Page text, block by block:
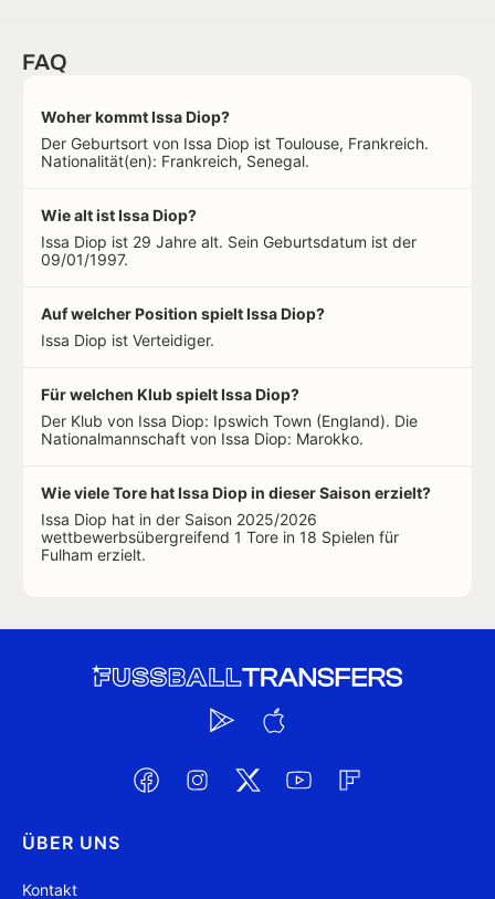
FAQ
Woher kommt Issa Diop?
Der Geburtsort von Issa Diop ist Toulouse, Frankreich.
Nationalität(en): Frankreich, Senegal.
Wie alt ist Issa Diop?
Issa Diop ist 29 Jahre alt. Sein Geburtsdatum ist der
09/01/1997.
Auf welcher Position spielt Issa Diop?
Issa Diop ist Verteidiger.
Für welchen Klub spielt Issa Diop?
Der Klub von Issa Diop: Ipswich Town (England). Die
Nationalmannschaft von Issa Diop: Marokko.
Wie viele Tore hat Issa Diop in dieser Saison erzielt?
Issa Diop hat in der Saison 2025/2026
wettbewerbsübergreifend 1 Tore in 18 Spielen für
Fulham erzielt.
ÜBER UNS
Kontakt